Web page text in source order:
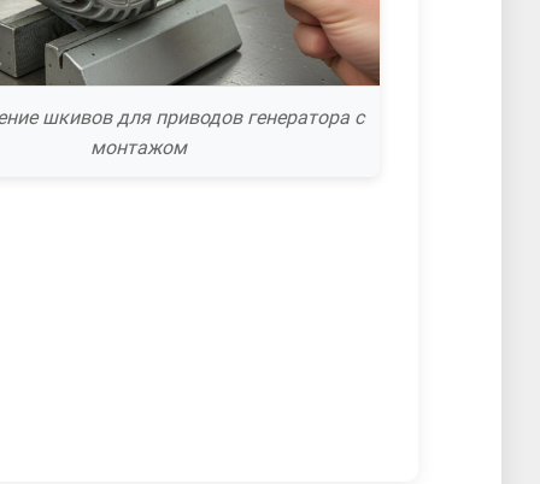
шкивов для приводов генератора с
монтажом